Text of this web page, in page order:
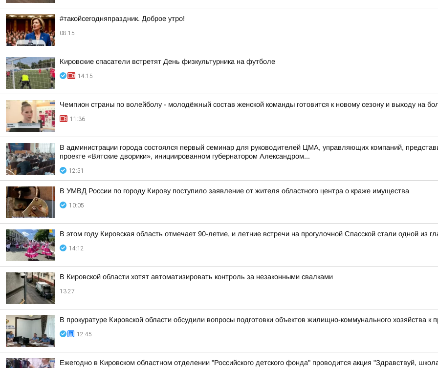
#такойсегодняпраздник. Доброе утро!
08:15
Кировские спасатели встретят День физкультурника на футболе
14:15
Чемпион страны по волейболу - молодёжный состав женской команды готовится к новому сезону и выходу на
11:36
В администрации города состоялся первый семинар для руководителей ЦМА, управляющих компаний,
проекте «Вятские дворики», инициированном губернатором Александром...
12:51
В УМВД России по городу Кирову поступило заявление от жителя областного центра о краже имущества
10:05
В этом году Кировская область отмечает 90-летие, и летние встречи на прогулочной Спасской стали одной из
14:12
В Кировской области хотят автоматизировать контроль за незаконными свалками
13:27
В прокуратуре Кировской области обсудили вопросы подготовки объектов жилищно-коммунального хозяйства к
12:45
Ежегодно в Кировском областном отделении "Российского детского фонда" проводится акция "Здравствуй,